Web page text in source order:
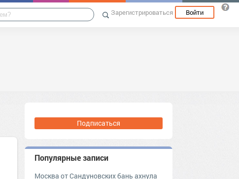
Зарегистрироваться Войти
Подписаться
Популярные записи
Москва от Сандуновских бань ахнула